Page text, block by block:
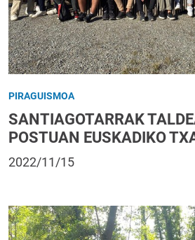
PIRAGUISMOA
SANTIAGOTARRAK
POSTUAN EUSKADIKO
2022/11/15